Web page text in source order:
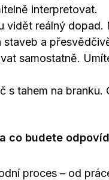
interpretovat.
vidět reálný
staveb a
samostatně.
s tahem na
co budete
proces – od